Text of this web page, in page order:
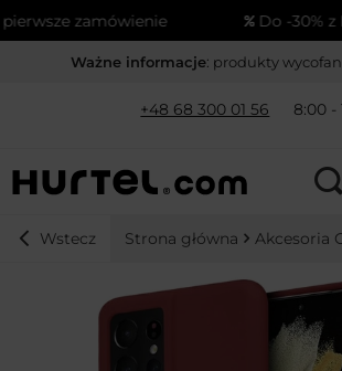
zamówienie Do -30% z
Ważne informacje: produkty
+48 68 300 01 56 8:00 -
Wstecz Strona główna Akcesoria